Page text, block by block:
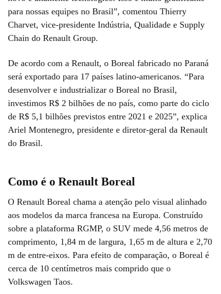
para nossas equipes no Brasil”, comentou Thierry
Charvet, vice-presidente Indústria, Qualidade e Supply
Chain do Renault Group.
De acordo com a Renault, o Boreal fabricado no Paraná
será exportado para 17 países latino-americanos. “Para
desenvolver e industrializar o Boreal no Brasil,
investimos R$ 2 bilhões de no país, como parte do ciclo
de R$ 5,1 bilhões previstos entre 2021 e 2025”, explica
Ariel Montenegro, presidente e diretor-geral da Renault
do Brasil.
Como é o Renault Boreal
O Renault Boreal chama a atenção pelo visual alinhado
aos modelos da marca francesa na Europa. Construído
sobre a plataforma RGMP, o SUV mede 4,56 metros de
comprimento, 1,84 m de largura, 1,65 m de altura e 2,70
m de entre-eixos. Para efeito de comparação, o Boreal é
cerca de 10 centímetros mais comprido que o
Volkswagen Taos.